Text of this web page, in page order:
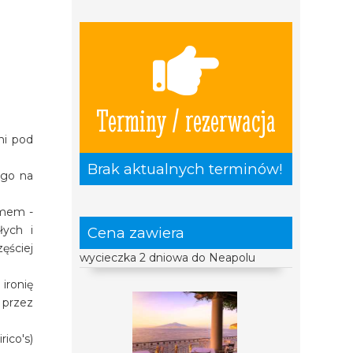
Terminy / rezerwacja
Brak aktualnych terminów!
Cena zawiera
wycieczka 2 dniowa do Neapolu
pod
na
-
i
ironię